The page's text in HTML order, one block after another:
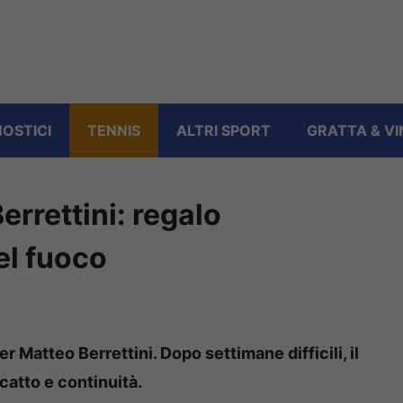
TENNIS ALTRI SPORT GRATTA &
regalo
fuoco
Matteo Berrettini. Dopo settimane difficili, il
e continuità.